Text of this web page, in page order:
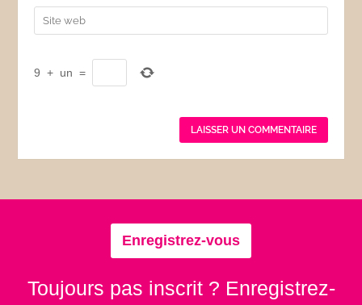
9 + un =
Enregistrez-vous
Toujours pas inscrit ? Enregistrez-